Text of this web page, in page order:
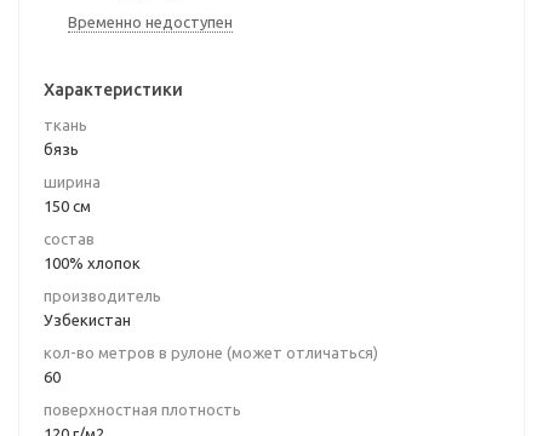
Временно недоступен
Характеристики
ткань
бязь
ширина
150 см
состав
100% хлопок
производитель
Узбекистан
кол-во метров в рулоне (может отличаться)
60
поверхностная плотность